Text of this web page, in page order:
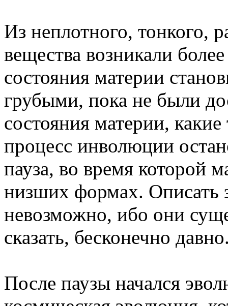
Из неплотного, тонкого,
вещества возникали
состояния материи
грубыми, пока не были
состояния материи,
процесс инволюции
пауза, во время которой
низших формах. Описать
невозможно, ибо они
сказать, бесконечно
После паузы начался